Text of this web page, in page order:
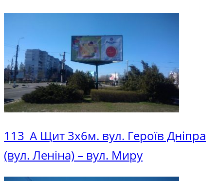
113_A Щит 3х6м. вул. Героїв Дніпра
(вул. Леніна) – вул. Миру